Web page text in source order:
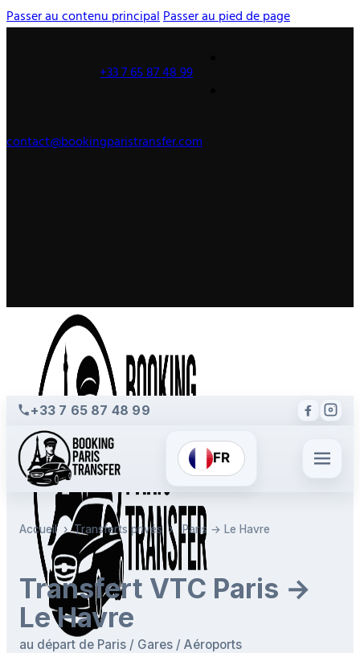
Passer au contenu principalPasser au pied de page
+33 7 65 87 48 99
contact@bookingparistransfer.com
+33 7 65 87 48 99
FR
Accueil › Transferts privés › Paris → Le Havre
Transfert VTC Paris →
Le Havre
au départ de Paris / Gares / Aéroports